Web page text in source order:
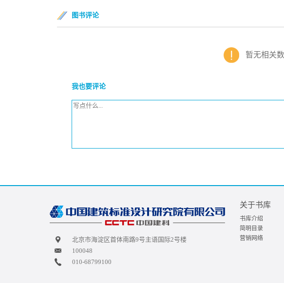
图书评论
暂无相关
我也要评论
北京市海淀区首体南路9号主语国际2号楼
100048
010-68799100
关于书库
书库介绍
简明目录
营销网络